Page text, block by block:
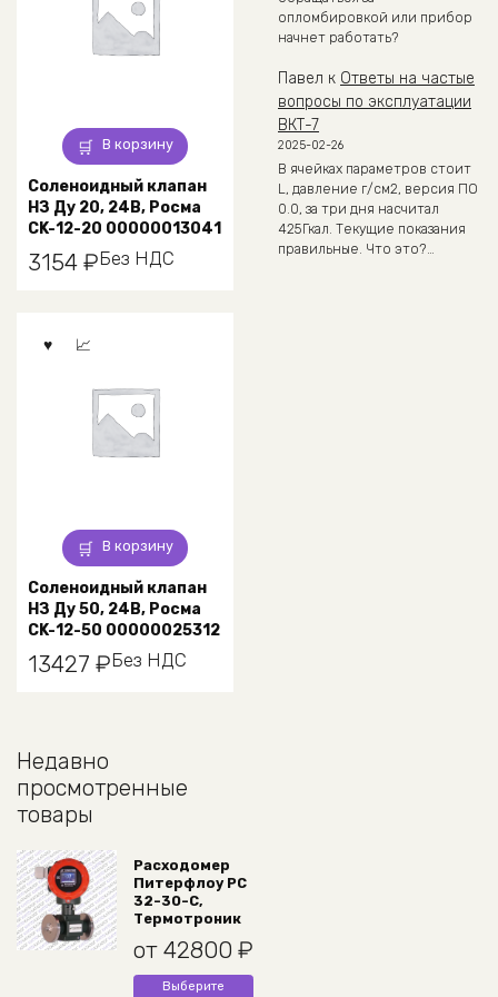
В корзину
Соленоидный клапан
НЗ Ду 20, 24В, Росма
CK-12-20 00000013041
3154 ₽Без НДС
В корзину
Соленоидный клапан
НЗ Ду 50, 24В, Росма
CK-12-50 00000025312
13427 ₽Без НДС
Недавно
просмотренные
товары
Расходомер
Питерфлоу РС
32-30-С,
Термотроник
от 42800 ₽
Выберите
Этот
опломбировкой или прибор
начнет работать?
Павел к Ответы на частые
вопросы по эксплуатации
ВКТ-7
2025-02-26
В ячейках параметров стоит
L, давление г/см2, версия ПО
0.0, за три дня насчитал
425Гкал. Текущие показания
правильные. Что это?…